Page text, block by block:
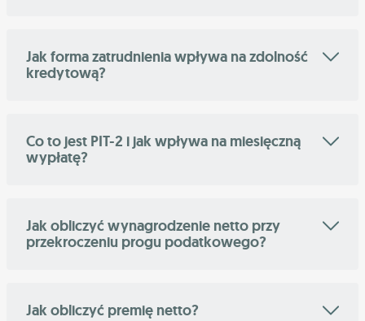
Jak forma zatrudnienia wpływa na zdolność
kredytową?
Co to jest PIT-2 i jak wpływa na miesięczną
wypłatę?
Jak obliczyć wynagrodzenie netto przy
przekroczeniu progu podatkowego?
Jak obliczyć premię netto?